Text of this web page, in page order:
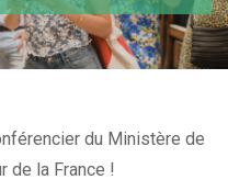
du Ministère de
de la France !